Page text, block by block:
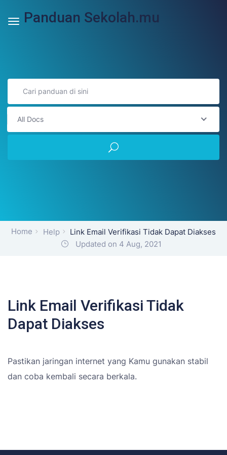
Panduan Sekolah.mu
All Docs
Home Help
Link Email Verifikasi Tidak Dapat Diakses
Updated on 4 Aug, 2021
Link Email Verifikasi Tidak
Dapat Diakses
Pastikan jaringan internet yang Kamu gunakan stabil
dan coba kembali secara berkala.